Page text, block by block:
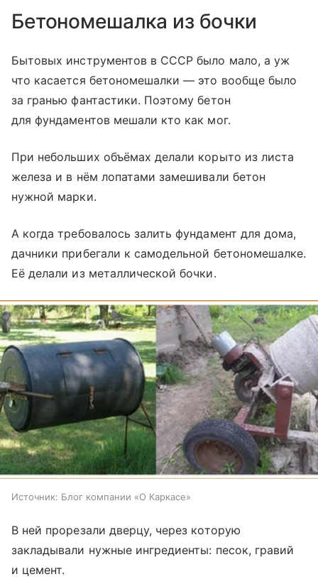
Бетономешалка из бочки
Бытовых инструментов в СССР было мало, а уж
что касается бетономешалки — это вообще было
за гранью фантастики. Поэтому бетон
для фундаментов мешали кто как мог.
При небольших объёмах делали корыто из листа
железа и в нём лопатами замешивали бетон
нужной марки.
А когда требовалось залить фундамент для дома,
дачники прибегали к самодельной бетономешалке.
Её делали из металлической бочки.
Источник: Блог компании «О Каркасе»
В ней прорезали дверцу, через которую
закладывали нужные ингредиенты: песок, гравий
и цемент.